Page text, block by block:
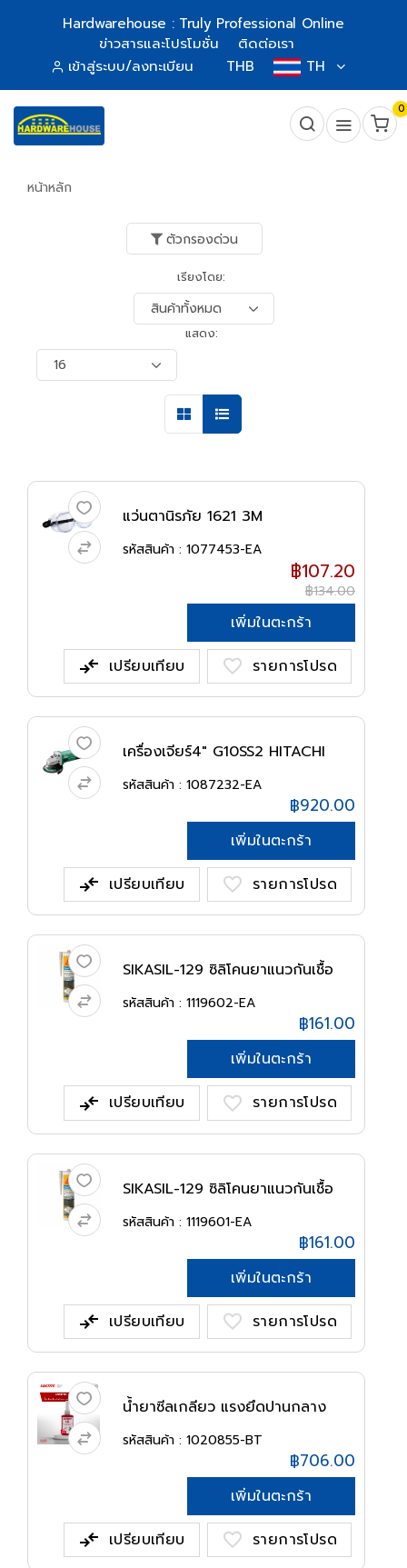
Hardwarehouse : Truly Professional Online
ข่าวสารและโปรโมชั่น
ติดต่อเรา
เข้าสู่ระบบ/ลงทะเบียน
THB TH
0
หน้าหลัก
ตัวกรองด่วน
เรียงโดย:
แสดง:
แว่นตานิรภัย 1621 3M
รหัสสินค้า : 1077453-EA
฿107.20
฿134.00
เพิ่มในตะกร้า
compare_arrows เปรียบเทียบ favorite รายการโปรด
เครื่องเจียร์4" G10SS2 HITACHI
PT/H...
รหัสสินค้า : 1087232-EA
฿920.00
เพิ่มในตะกร้า
compare_arrows เปรียบเทียบ favorite รายการโปรด
SIKASIL-129 ซิลิโคนยาแนวกันเชื้อ
รา...
รหัสสินค้า : 1119602-EA
฿161.00
เพิ่มในตะกร้า
compare_arrows เปรียบเทียบ favorite รายการโปรด
SIKASIL-129 ซิลิโคนยาแนวกันเชื้อ
รหัสสินค้า : 1119601-EA
฿161.00
เพิ่มในตะกร้า
compare_arrows เปรียบเทียบ favorite รายการโปรด
น้ำยาซีลเกลียว แรงยึดปานกลาง
542 50...
รหัสสินค้า : 1020855-BT
฿706.00
เพิ่มในตะกร้า
compare_arrows เปรียบเทียบ favorite รายการโปรด